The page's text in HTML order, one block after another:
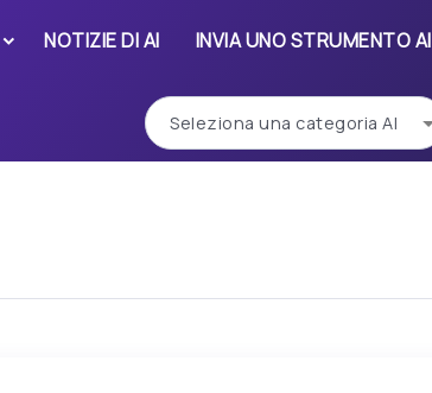
NOTIZIE DI AI INVIA UNO STRUMENTO AI